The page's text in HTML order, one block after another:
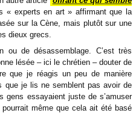
« experts en art » affirmant que la
sur la Cène, mais plutôt sur une
dieux grecs.
ou de désassemblage. C’est très
lésée – ici le chrétien – douter de
que je réagis un peu de manière
je lis ne semblent pas avoir de
gens essayaient juste de s’amuser
même que cela ait été basé